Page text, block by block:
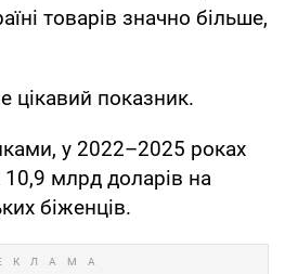
товарів значно більше,
цікавий показник.
у 2022–2025 роках
млрд доларів на
біженців.